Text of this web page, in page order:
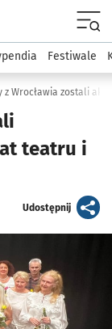
Kultura
Festiwale
teatru i
Udostępnijartykuł